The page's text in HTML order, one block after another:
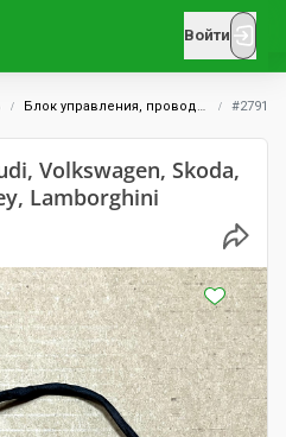
Войти
Блок управления, проводка и датчики #2791
Volkswagen, Skoda,
Lamborghini